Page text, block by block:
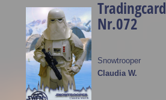
Tradingcard
Nr.072
Snowtrooper
Claudia W.